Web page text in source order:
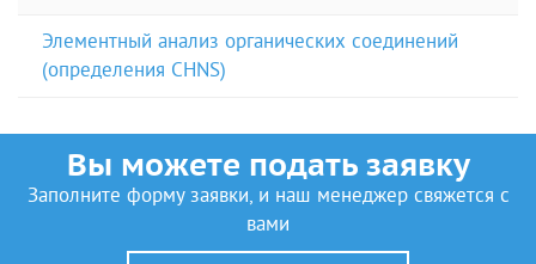
Элементный анализ органических соединений
(определения СHNS)
Вы можете подать заявку
Заполните форму заявки, и наш менеджер свяжется с
вами